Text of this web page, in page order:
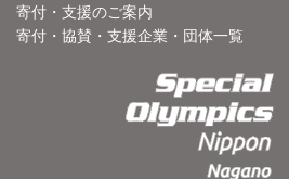
寄付・支援のご案内
寄付・協賛・支援企業・団体一覧